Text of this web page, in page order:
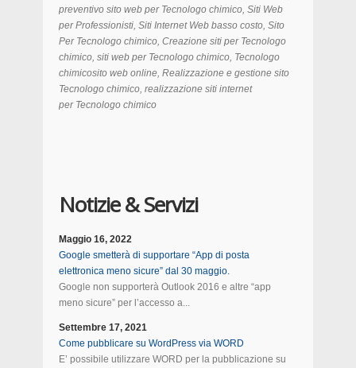
preventivo sito web per Tecnologo chimico, Siti Web
per Professionisti, Siti Internet Web basso costo, Sito
Per Tecnologo chimico, Creazione siti per Tecnologo
chimico, siti web per Tecnologo chimico, Tecnologo
chimicosito web online, Realizzazione e gestione sito
Tecnologo chimico, realizzazione siti internet
per Tecnologo chimico
Notizie & Servizi
Maggio 16, 2022
Google smetterà di supportare “App di posta
elettronica meno sicure” dal 30 maggio.
Google non supporterà Outlook 2016 e altre “app
meno sicure” per l’accesso a...
Settembre 17, 2021
Come pubblicare su WordPress via WORD
E’ possibile utilizzare WORD per la pubblicazione su